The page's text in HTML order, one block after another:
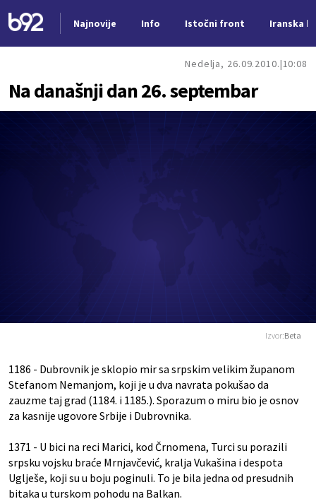
Najnovije Info Istočni front Iranska
Nedelja, 26.09.2010. 10:08
Na današnji dan 26. septembar
Izvor:Beta
1186 - Dubrovnik je sklopio mir sa srpskim velikim županom
Stefanom Nemanjom, koji je u dva navrata pokušao da
zauzme taj grad (1184. i 1185.). Sporazum o miru bio je osnov
za kasnije ugovore Srbije i Dubrovnika.
1371 - U bici na reci Marici, kod Črnomena, Turci su porazili
srpsku vojsku braće Mrnjavčević, kralja Vukašina i despota
Uglješe, koji su u boju poginuli. To je bila jedna od presudnih
bitaka u turskom pohodu na Balkan.